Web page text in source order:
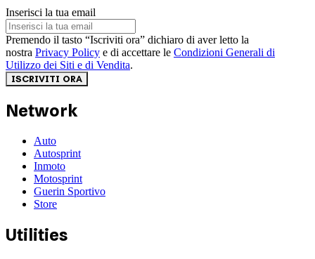
Inserisci la tua email
Premendo il tasto “Iscriviti ora” dichiaro di aver letto la
nostra Privacy Policy e di accettare le Condizioni Generali di
Utilizzo dei Siti e di Vendita.
ISCRIVITI ORA
Network
Auto
Autosprint
Inmoto
Motosprint
Guerin Sportivo
Store
Utilities